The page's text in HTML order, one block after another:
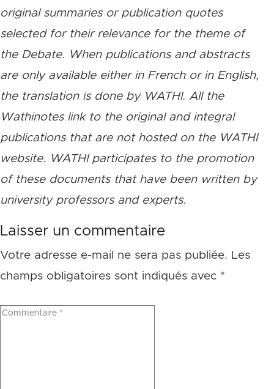
original summaries or publication quotes
selected for their relevance for the theme of
the Debate. When publications and abstracts
are only available either in French or in English,
the translation is done by WATHI. All the
Wathinotes link to the original and integral
publications that are not hosted on the WATHI
website. WATHI participates to the promotion
of these documents that have been written by
university professors and experts.
Laisser un commentaire
Votre adresse e-mail ne sera pas publiée. Les
champs obligatoires sont indiqués avec *